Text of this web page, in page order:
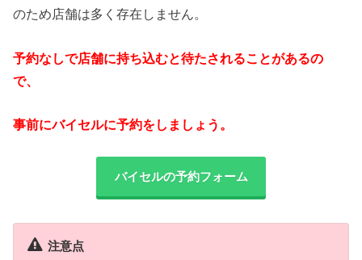
のため店舗は多く存在しません。
予約なしで店舗に持ち込むと待たされることがあるの
で、
事前にバイセルに予約をしましょう。
バイセルの予約フォーム
注意点